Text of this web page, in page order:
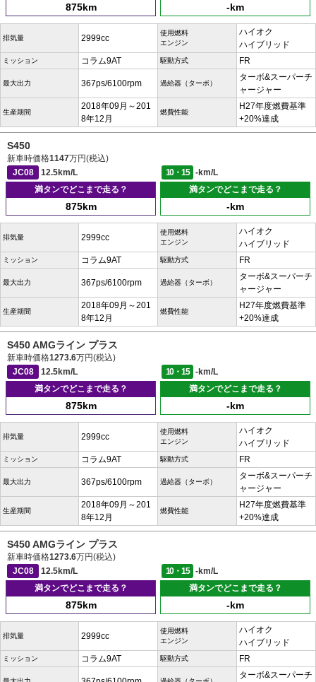
875km -km
排気量 2999cc
使用燃料
エンジン
ハイオク
ハイブリッド
ミッション コラム9AT 駆動方式 FR
最大出力 367ps/6100rpm 過給器（ターボ）
ターボ&スーパーチ
ャージャー
生産期間
2018年09月～201
8年12月
燃費性能
H27年度燃費基準
+20%達成
S450
新車時価格1147万円(税込)
JC08
12.5km/L 10・15
-km/L
満タンでどこまで走る？
875km
満タンでどこまで走る？
-km
排気量 2999cc
使用燃料
エンジン
ハイオク
ハイブリッド
ミッション コラム9AT 駆動方式 FR
最大出力 367ps/6100rpm 過給器（ターボ）
ターボ&スーパーチ
ャージャー
生産期間
2018年09月～201
8年12月
燃費性能
H27年度燃費基準
+20%達成
S450 AMGライン プラス
新車時価格1273.6万円(税込)
JC08
12.5km/L 10・15
-km/L
満タンでどこまで走る？
875km
満タンでどこまで走る？
-km
排気量 2999cc
使用燃料
エンジン
ハイオク
ハイブリッド
ミッション コラム9AT 駆動方式 FR
最大出力 367ps/6100rpm 過給器（ターボ）
ターボ&スーパーチ
ャージャー
生産期間
2018年09月～201
8年12月
燃費性能
H27年度燃費基準
+20%達成
S450 AMGライン プラス
新車時価格1273.6万円(税込)
JC08
12.5km/L 10・15
-km/L
満タンでどこまで走る？
875km
満タンでどこまで走る？
-km
排気量 2999cc
使用燃料
エンジン
ハイオク
ハイブリッド
ミッション コラム9AT 駆動方式 FR
ターボ&スーパーチ